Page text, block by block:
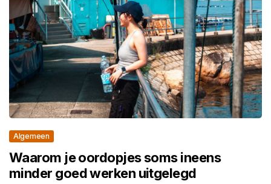
Algemeen
Waarom je oordopjes soms ineens
minder goed werken uitgelegd